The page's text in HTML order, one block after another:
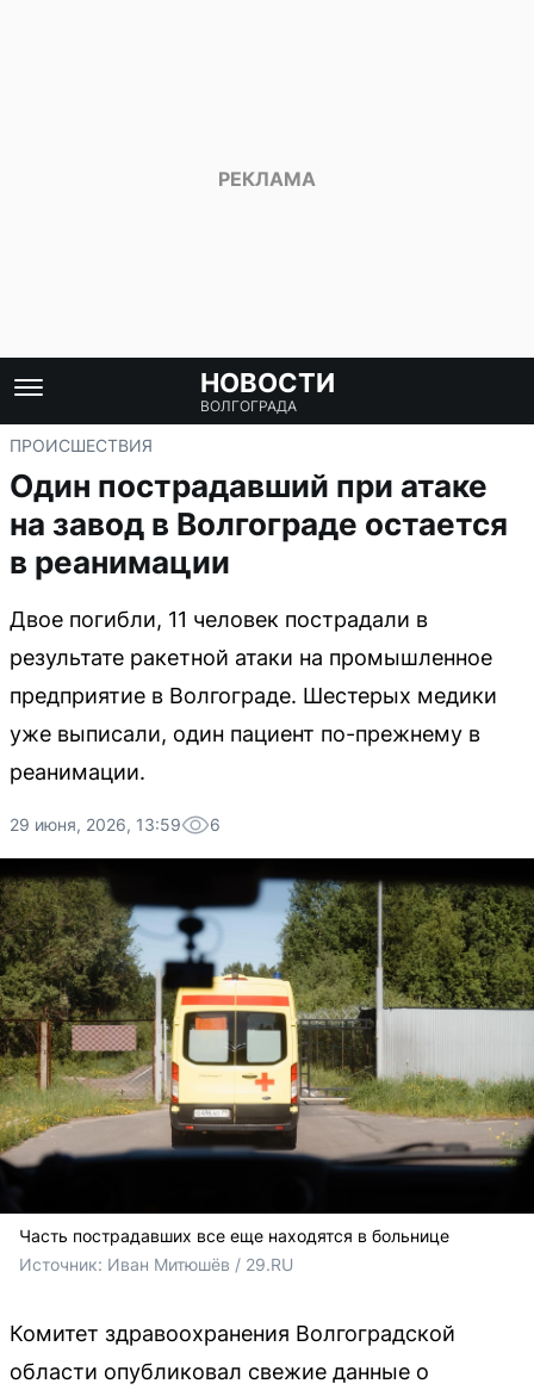
НОВОСТИ
ВОЛГОГРАДА
ПРОИСШЕСТВИЯ
Один пострадавший при атаке
на завод в Волгограде остается
в реанимации
Двое погибли, 11 человек пострадали в
результате ракетной атаки на промышленное
предприятие в Волгограде. Шестерых медики
уже выписали, один пациент по-прежнему в
реанимации.
29 июня, 2026, 13:59 6
Часть пострадавших все еще находятся в больнице
Источник: Иван Митюшёв / 29.RU
Комитет здравоохранения Волгоградской
области опубликовал свежие данные о